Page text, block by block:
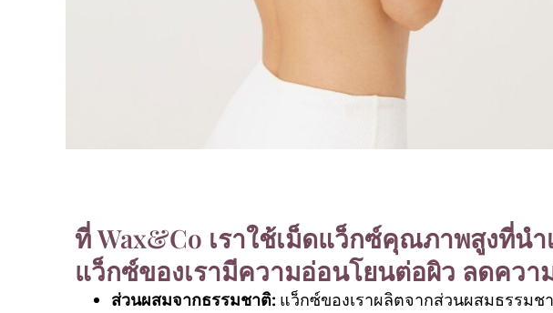
ที่ Wax&Co เราใช้เม็ดแว็กซ์คุณภาพสูงที่น
แว็กซ์ของเรามีความอ่อนโยนต่อผิว ลดควา
ส่วนผสมจากธรรมชาติ: แว็กซ์ของเราผลิตจากส่วนผสมธรรม